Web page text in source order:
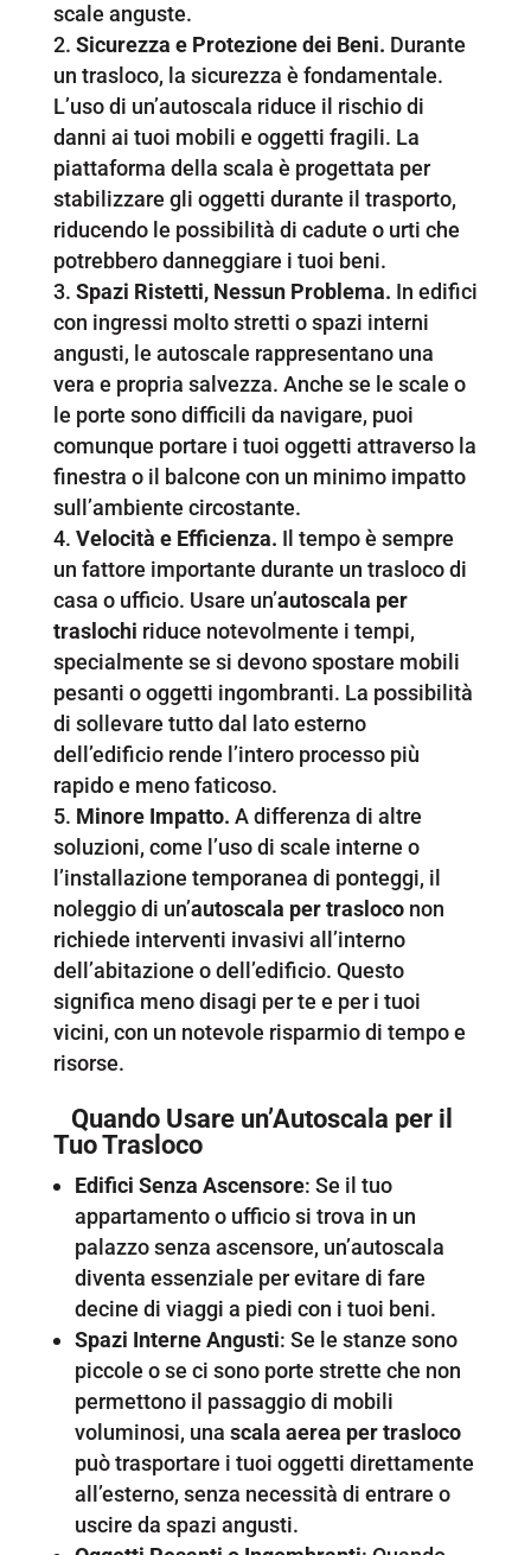
scale anguste.
Sicurezza e Protezione dei Beni. Durante
un trasloco, la sicurezza è fondamentale.
L’uso di un’autoscala riduce il rischio di
danni ai tuoi mobili e oggetti fragili. La
piattaforma della scala è progettata per
stabilizzare gli oggetti durante il trasporto,
riducendo le possibilità di cadute o urti che
potrebbero danneggiare i tuoi beni.
Spazi Ristetti, Nessun Problema. In edifici
con ingressi molto stretti o spazi interni
angusti, le autoscale rappresentano una
vera e propria salvezza. Anche se le scale o
le porte sono difficili da navigare, puoi
comunque portare i tuoi oggetti attraverso la
finestra o il balcone con un minimo impatto
sull’ambiente circostante.
Velocità e Efficienza. Il tempo è sempre
un fattore importante durante un trasloco di
casa o ufficio. Usare un’autoscala per
traslochi riduce notevolmente i tempi,
specialmente se si devono spostare mobili
pesanti o oggetti ingombranti. La possibilità
di sollevare tutto dal lato esterno
dell’edificio rende l’intero processo più
rapido e meno faticoso.
Minore Impatto. A differenza di altre
soluzioni, come l’uso di scale interne o
l’installazione temporanea di ponteggi, il
noleggio di un’autoscala per trasloconon
richiede interventi invasivi all’interno
dell’abitazione o dell’edificio. Questo
significa meno disagi per te e per i tuoi
vicini, con un notevole risparmio di tempo e
risorse.
Quando Usare un’Autoscala per il
Tuo Trasloco
Edifici Senza Ascensore: Se il tuo
appartamento o ufficio si trova in un
palazzo senza ascensore, un’autoscala
diventa essenziale per evitare di fare
decine di viaggi a piedi con i tuoi beni.
Spazi Interne Angusti: Se le stanze sono
piccole o se ci sono porte strette che non
permettono il passaggio di mobili
voluminosi, una scala aerea per trasloco
può trasportare i tuoi oggetti direttamente
all’esterno, senza necessità di entrare o
uscire da spazi angusti.